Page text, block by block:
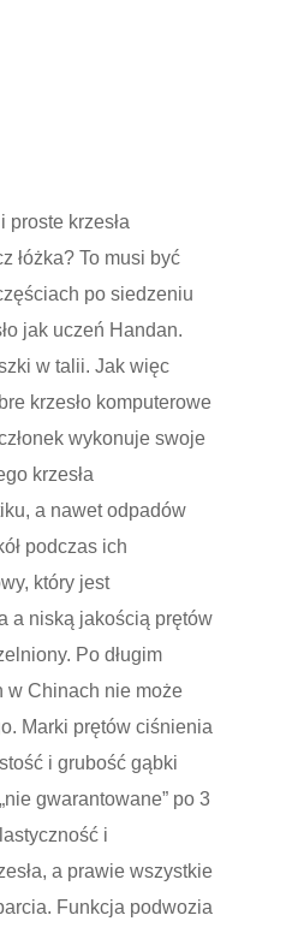
krzesła
łóżka? To musi być
po siedzeniu
jak uczeń Handan.
w talii. Jak więc
krzesło komputerowe
wykonuje swoje
krzesła
a nawet odpadów
podczas ich
który jest
a niską jakością prętów
Po długim
w Chinach nie może
Marki prętów ciśnienia
i grubość gąbki
gwarantowane” po 3
i
a prawie wszystkie
Funkcja podwozia